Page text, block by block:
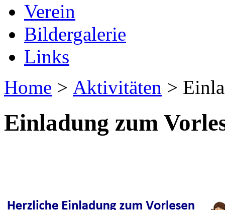
Verein
Bildergalerie
Links
Home > Aktivitäten >
Einladung zum